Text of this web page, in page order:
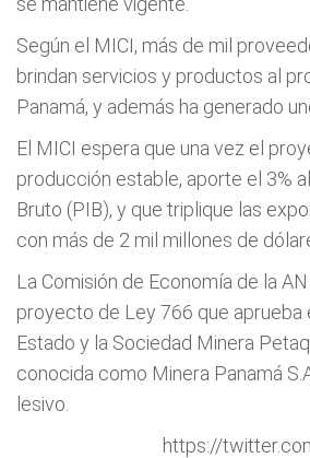
Según el MICI, más de mil
brindan servicios y productos al
Panamá, y además ha generado
El MICI espera que una vez el
producción estable, aporte el 3%
Bruto (PIB), y que triplique las
con más de 2 mil millones de
La Comisión de Economía de la
proyecto de Ley 766 que
Estado y la Sociedad Minera
conocida como Minera Panamá
lesivo.
https://